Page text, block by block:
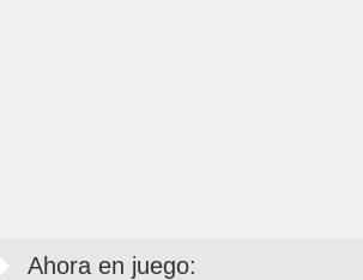
Ahora en juego: